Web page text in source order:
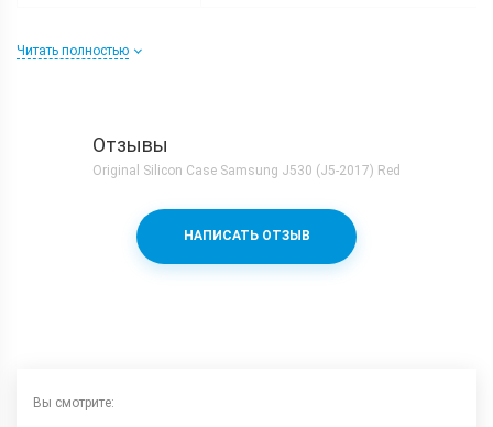
Читать полностью
Отзывы
Original Silicon Case Samsung J530 (J5-2017) Red
НАПИСАТЬ ОТЗЫВ
Вы смотрите: